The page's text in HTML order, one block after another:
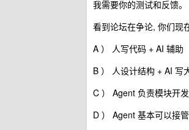
我需要你的测试和反馈。
看到论坛在争论, 你们现
A ） 人写代码 + AI 辅助
B ） 人设计结构 + AI 写
C ） Agent 负责模块开
D ） Agent 基本可以接